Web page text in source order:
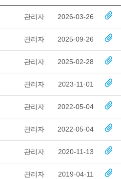
관리자 2026-03-26
관리자 2025-09-26
관리자 2025-02-28
관리자 2023-11-01
관리자 2022-05-04
관리자 2022-05-04
관리자 2020-11-13
관리자 2019-04-11